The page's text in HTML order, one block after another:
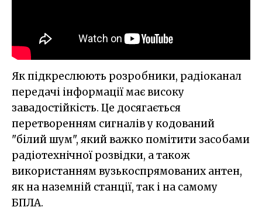
Як підкреслюють розробники, радіоканал
передачі інформації має високу
завадостійкість. Це досягається
перетворенням сигналів у кодований
"білий шум", який важко помітити засобами
радіотехнічної розвідки, а також
використанням вузькоспрямованих антен,
як на наземній станції, так і на самому
БПЛА.